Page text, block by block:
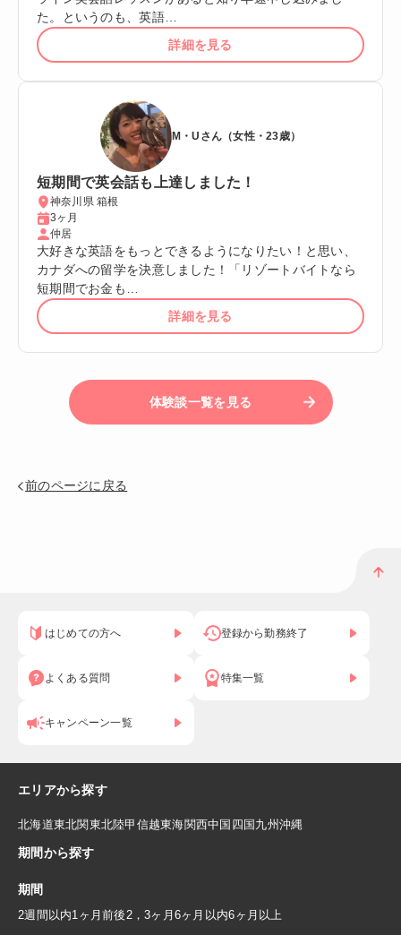
た。というのも、英語…
詳細を見る
M・Uさん（女性・23歳）
短期間で英会話も上達しました！
神奈川県 箱根
3ヶ月
仲居
大好きな英語をもっとできるようになりたい！と思い、
カナダへの留学を決意しました！「リゾートバイトなら
短期間でお金も…
詳細を見る
体験談一覧を見る
前のページに戻る
はじめての方へ 登録から勤務終了
よくある質問 特集一覧
キャンペーン一覧
エリアから探す
北海道東北関東北陸甲信越東海関西中国 四国 九州 沖縄
期間から探す
期間
2週間以内1ヶ月前後2，3ヶ月 6ヶ月以内6ヶ月以上